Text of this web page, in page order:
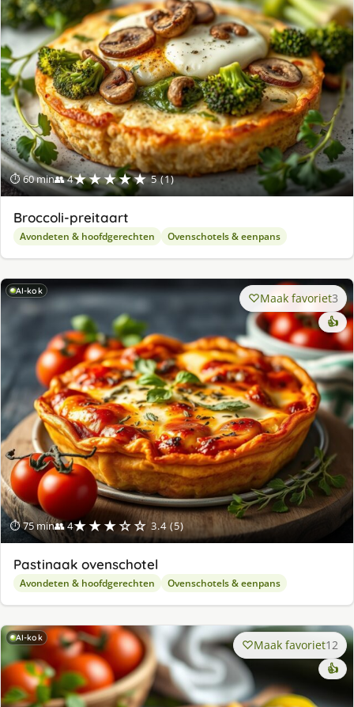
⏱ 60 min👥 4★★★★★ 5 (1)
Broccoli-preitaart
Avondeten & hoofdgerechten Ovenschotels & eenpans
AI-kok
⏱ 75 min👥 4★★★☆☆ 3.4 (5)
Maak favoriet3
👍
Pastinaak ovenschotel
Avondeten & hoofdgerechten Ovenschotels & eenpans
AI-kok Maak favoriet12
👍